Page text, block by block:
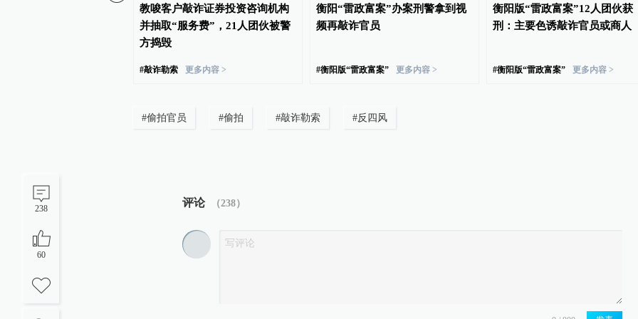
238
60
教唆客户敲诈证券投资咨询机构
并抽取“服务费”，21人团伙被警
方捣毁
#敲诈勒索 更多内容 >
衡阳“雷政富案”办案刑警拿到视
频再敲诈官员
#衡阳版“雷政富案” 更多内容 >
衡阳版“雷政富案”12人团伙获
刑：主要色诱敲诈官员或商人
#衡阳版“雷政富案” 更多内容 >
#偷拍官员 #偷拍 #敲诈勒索 #反四风
评论 （238）